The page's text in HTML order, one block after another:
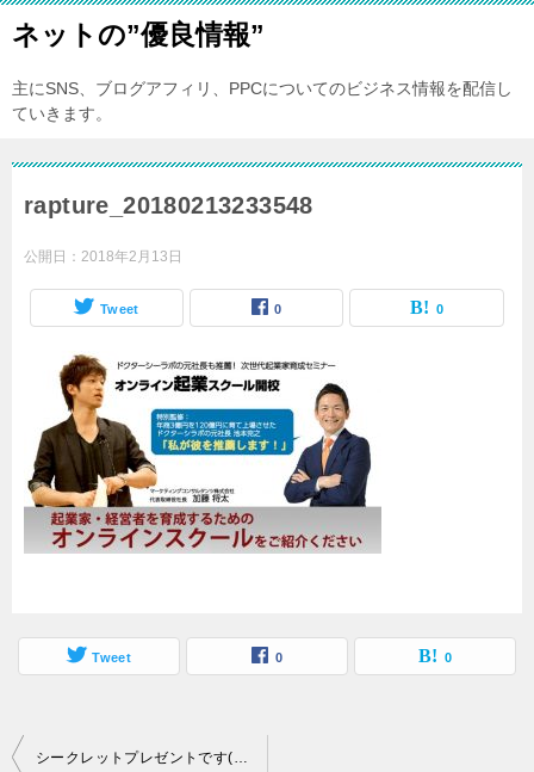
ネットの”優良情報”
主にSNS、ブログアフィリ、PPCについてのビジネス情報を配信し
ていきます。
rapture_20180213233548
公開日： 2018年2月13日
Tweet 0 0
Tweet 0 0
投
シークレットプレゼントです(全４つ・51時間のセミナー他)